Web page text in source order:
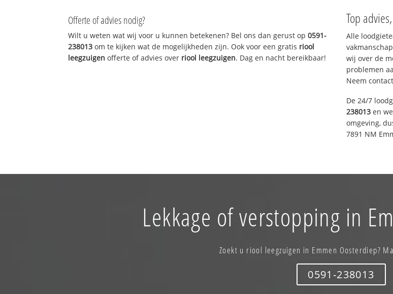
Offerte of advies nodig?
Wilt u weten wat wij voor u kunnen betekenen? Bel ons dan gerust op0591-
238013 om te kijken wat de mogelijkheden zijn. Ook voor een gratis riool
leegzuigen offerte of advies over riool leegzuigen. Dag en nacht bereikbaar!
Top
Alle
wij over de
problemen
Neem
De 24/7
238013 en
omgeving,
7891 NM
Lekkage of verstopping in
Zoekt u riool leegzuigen in Emmen Oosterdiep?
0591-238013